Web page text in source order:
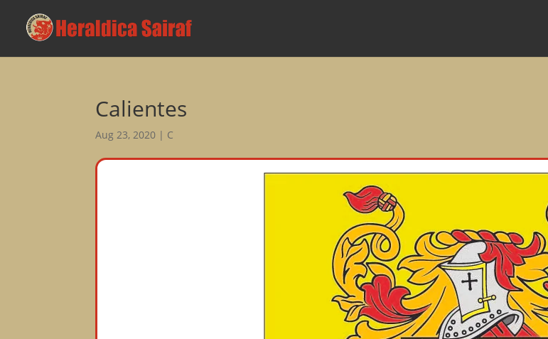
Calientes
Aug 23, 2020 | C